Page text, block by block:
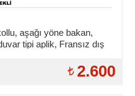
aşağı yöne bakan,
tipi aplik, Fransız dış
2.600